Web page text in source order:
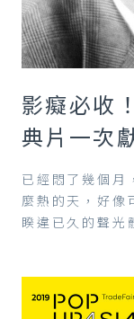
影癡必收
典片一次
已經悶了幾個月
麼熱的天，好像
睽違已久的聲光